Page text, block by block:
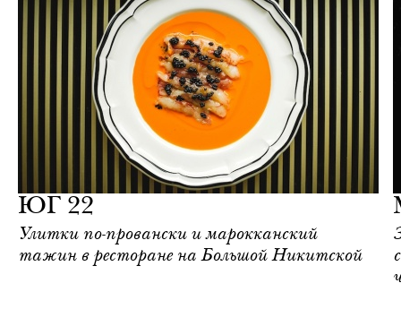
ЮГ 22
Улитки по-провански и марокканский
тажин в ресторане на Большой Никитской